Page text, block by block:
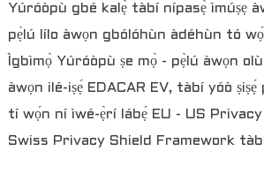
Yúróòpù gbé kalẹ̀ tàbí nípasẹ̀ ìmúṣẹ
pẹ̀lú lílo àwọn gbólóhùn àdéhùn tó
Ìgbìmọ̀ Yúróòpù ṣe mọ̀ - pẹ̀lú àwọn
àwọn ilé-iṣẹ́ EDACAR EV, tàbí yóò
tí wọ́n ní ìwé-ẹ̀rí lábẹ́ EU - US
Swiss Privacy Shield Framework